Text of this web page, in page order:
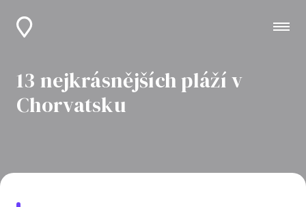
13 nejkrásnějších pláží v
Chorvatsku